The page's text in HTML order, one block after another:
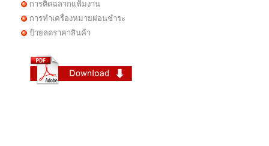
การติดฉลากแฟ้มงาน
การทำเครื่องหมายผ่อนชำระ
ป้ายลดราคาสินค้า